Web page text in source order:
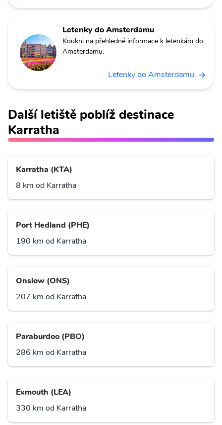
Letenky do Amsterdamu
Koukni na přehledné informace k letenkám do
Amsterdamu.
Letenky do Amsterdamu
Další letiště poblíž destinace
Karratha
Karratha (KTA)
8 km od Karratha
Port Hedland (PHE)
190 km od Karratha
Onslow (ONS)
207 km od Karratha
Paraburdoo (PBO)
286 km od Karratha
Exmouth (LEA)
330 km od Karratha